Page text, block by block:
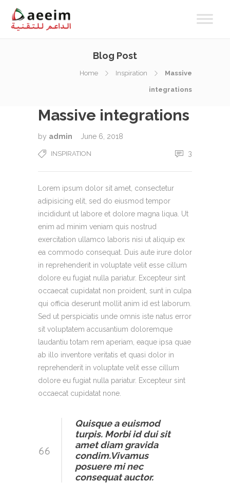
Blog Post
Home Inspiration Massive
integrations
Massive integrations
by admin June 6, 2018
INSPIRATION 3
Lorem ipsum dolor sit amet, consectetur
adipisicing elit, sed do eiusmod tempor
incididunt ut labore et dolore magna liqua. Ut
enim ad minim veniam quis nostrud
exercitation ullamco laboris nisi ut aliquip ex
ea commodo consequat. Duis aute irure dolor
in reprehenderit in voluptate velit esse cillum
dolore eu fugiat nulla pariatur. Excepteur sint
occaecat cupidatat non proident, sunt in culpa
qui officia deserunt mollit anim id est laborum.
Sed ut perspiciatis unde omnis iste natus error
sit voluptatem accusantium doloremque
laudantiu totam rem aperiam, eaque ipsa quae
ab illo inventore veritatis et quasi dolor in
reprehenderit in voluptate velit esse cillum
dolore eu fugiat nulla pariatur. Excepteur sint
occaecat cupidatat none.
Quisque a euismod
turpis. Morbi id dui sit
amet diam gravida
condim.Vivamus
posuere mi nec
consequat auctor.